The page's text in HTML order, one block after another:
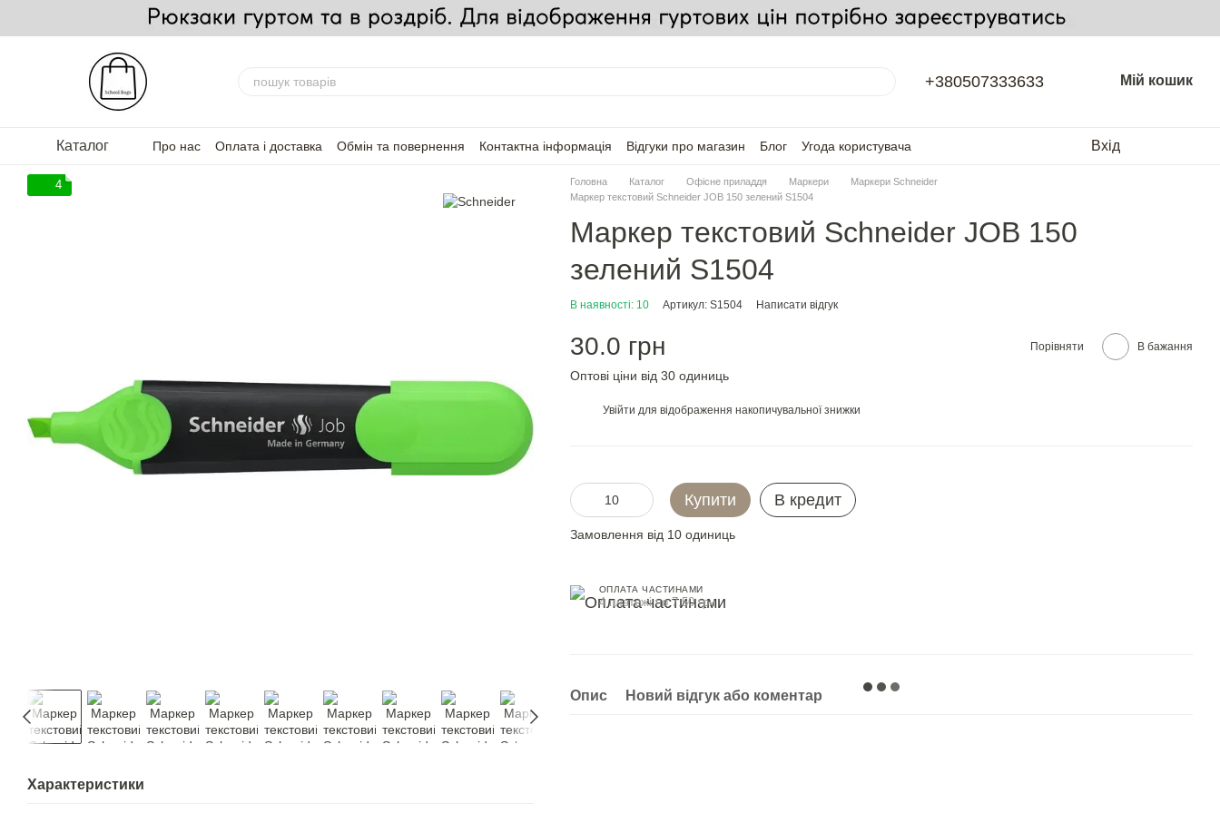
Перейти до основного контенту
+380507333633 Мій кошик
Каталог Про нас Оплата і доставка Обмін та повернення Контактна інформація Відгуки про магазин Блог
Угода користувача
Вхід
4
Характеристики
Головна Каталог Офісне приладдя Маркери
Маркери Schneider
Маркер текстовий Schneider JOB 150 зелений S1504
Маркер текстовий Schneider JOB 150
зелений S1504
В наявності: 10 Артикул: S1504 Написати відгук
30.0 грн Порівняти В бажання
Оптові ціни від 30 одиниць
Увійти для відображення накопичувальної знижки
Купити В кредит
Замовлення від 10 одиниць
ОПЛАТА ЧАСТИНАМИ
4 платежі по 7.50 грн
Опис Новий відгук або коментар